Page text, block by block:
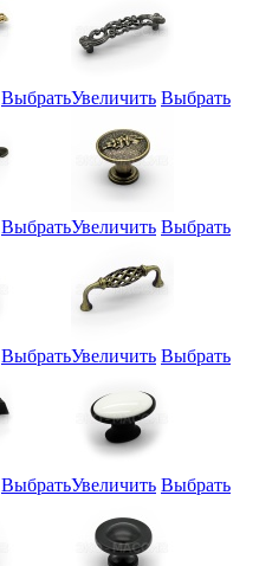
ВыбратьУвеличить Выбрать
ВыбратьУвеличить Выбрать
ВыбратьУвеличить Выбрать
ВыбратьУвеличить Выбрать